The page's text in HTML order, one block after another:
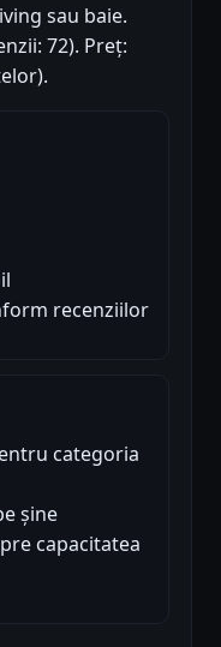
sau baie.
72). Preț:
recenziilor
categoria
șine
capacitatea